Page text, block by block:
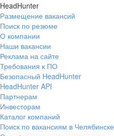
HeadHunter
Размещение вакансий
Поиск по резюме
О компании
Наши вакансии
Реклама на сайте
Требования к ПО
Безопасный HeadHunter
HeadHunter API
Партнерам
Инвесторам
Каталог компаний
Поиск по вакансиям в Челябинске